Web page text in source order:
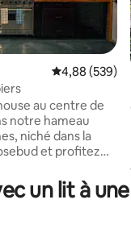
Note
4,88 (539)
au centre de
notre hameau
niché dans la
et profitez
et de plusieurs
Une escapade
un lit à